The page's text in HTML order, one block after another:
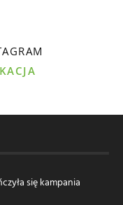
się kampania